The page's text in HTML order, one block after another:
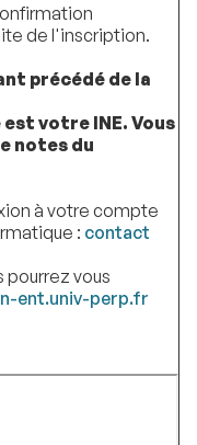
de l'inscription.
précédé de la
votre INE. Vous
notes du
à votre compte
: contact
vous
ent.univ-perp.fr